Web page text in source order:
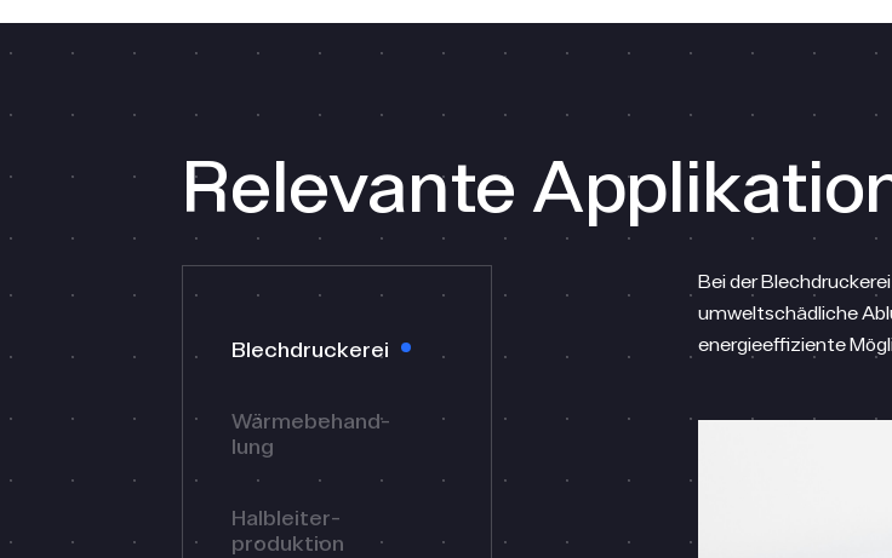
Relevante
Blech­druckerei
Wärme­behand­
lung
Halbleiter­
produktion
Bei der
umweltschädliche
energieeffiziente